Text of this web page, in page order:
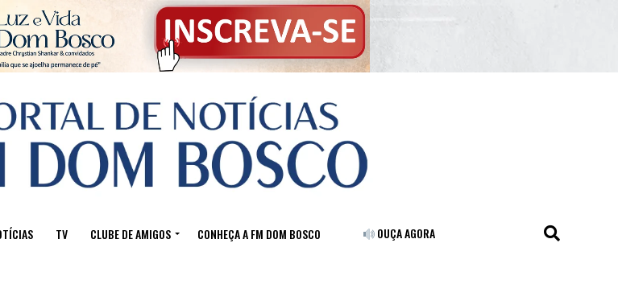
TV CLUBE DE AMIGOS CONHEÇA A FM DOM BOSCO OUÇA AGORA